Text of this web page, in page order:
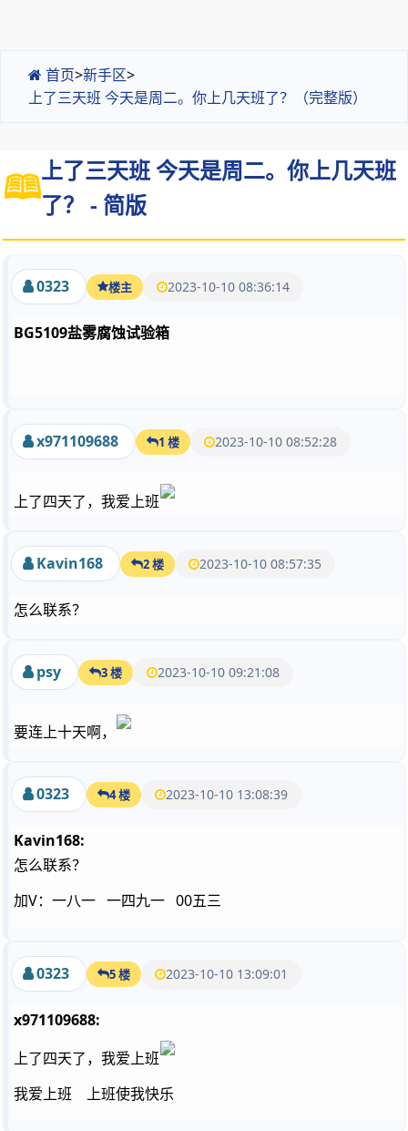
首页>新手区>
上了三天班 今天是周二。你上几天班了？（完整版）
上了三天班 今天是周二。你上几天班
了？ - 简版
0323 楼主 2023-10-10 08:36:14
BG5109盐雾腐蚀试验箱
x971109688 1 楼 2023-10-10 08:52:28
上了四天了，我爱上班
Kavin168 2 楼 2023-10-10 08:57:35
怎么联系？
psy 3 楼 2023-10-10 09:21:08
要连上十天啊，
0323 4 楼 2023-10-10 13:08:39
Kavin168:
怎么联系？
加V：一八一 一四九一 00五三
0323 5 楼 2023-10-10 13:09:01
x971109688:
上了四天了，我爱上班
我爱上班 上班使我快乐